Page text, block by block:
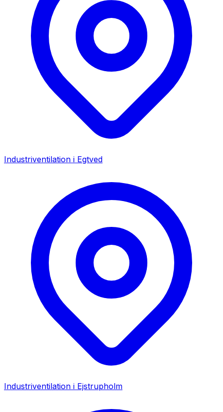
Industriventilation i Egtved
Industriventilation i Ejstrupholm